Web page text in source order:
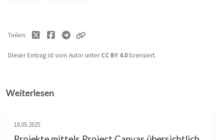
Dieser Eintrag ist vom Autor unterCC BY 4.0lizensiert.
Teilen
Weiterlesen
18.05.2025